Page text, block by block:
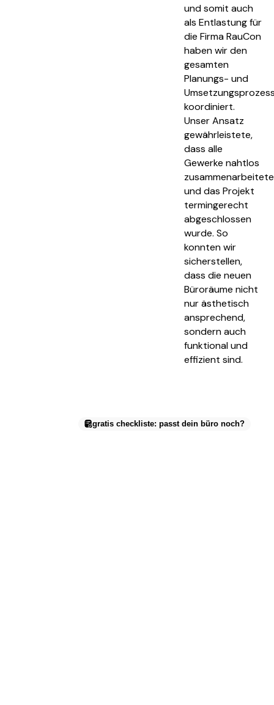
und somit auch
als Entlastung für
die Firma RauCon
haben wir den
gesamten
Planungs- und
koordiniert.
Unser Ansatz
gewährleistete,
dass alle
Gewerke nahtlos
und das Projekt
termingerecht
abgeschlossen
wurde. So
konnten wir
sicherstellen,
dass die neuen
Büroräume nicht
nur ästhetisch
ansprechend,
sondern auch
funktional und
effizient sind.
gratis checkliste: passt dein büro noch?